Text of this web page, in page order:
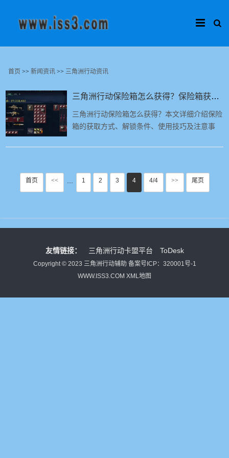
首页 >>新闻资讯 >>三角洲行动资讯
三角洲行动保险箱怎么获得？保险箱获取方式、解锁条件与使用技巧
三角洲行动保险箱怎么获得？本文详细介绍保险
箱的获取方式、解锁条件、使用技巧及注意事
首页 << ··· 1 2 3 4 4/4 >> 尾页
友情链接： 三角洲行动卡盟平台 ToDesk
Copyright © 2023 三角洲行动辅助 备案号ICP：320001号-1
WWW.ISS3.COM XML地图